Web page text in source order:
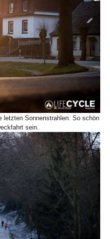
letzten Sonnenstrahlen. So schön
sein.